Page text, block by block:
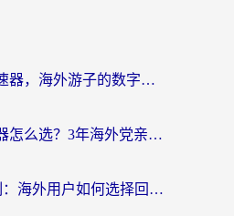
一键回国免费加速器，海外游子的数字归乡路
海外转国内加速器怎么选？3年海外党亲测指南，无缝刷剧玩游戏不再难
破解VPN PC限制：海外用户如何选择回国加速器实现无缝访问国内资源